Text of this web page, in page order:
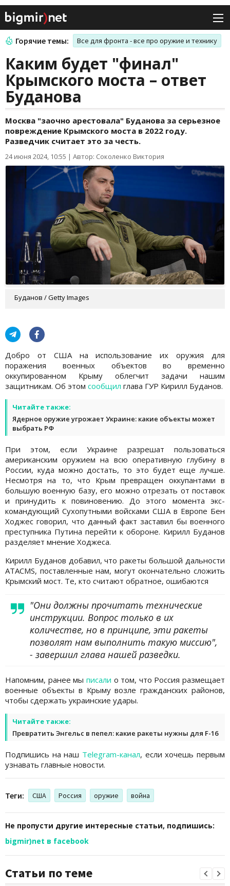
Горячие темы: Все для фронта - все про оружие и технику
Каким будет "финал"
Крымского моста – ответ
Буданова
Москва "заочно арестовала" Буданова за серьезное
повреждение Крымского моста в 2022 году.
Разведчик считает это за честь.
24 июня 2024, 10:55 | Автор: Соколенко Виктория
Буданов / Getty Images
Добро от США на использование их оружия для
поражения военных объектов во временно
оккупированном Крыму облегчит задачи нашим
защитникам. Об этом сообщил глава ГУР Кирилл Буданов.
Читайте также:
Ядерное оружие угрожает Украине: какие объекты может
выбрать РФ
При этом, если Украине разрешат пользоваться
американским оружием на всю оперативную глубину в
России, куда можно достать, то это будет еще лучше.
Несмотря на то, что Крым превращен оккупантами в
большую военную базу, его можно отрезать от поставок
и принудить к повиновению. До этого момента экс-
командующий Сухопутными войсками США в Европе Бен
Ходжес говорил, что данный факт заставил бы военного
преступника Путина перейти к обороне. Кирилл Буданов
разделяет мнение Ходжеса.
Кирилл Буданов добавил, что ракеты большой дальности
ATACMS, поставленные нам, могут окончательно сложить
Крымский мост. Те, кто считают обратное, ошибаются
"Они должны прочитать технические
инструкции. Вопрос только в их
количестве, но в принципе, эти ракеты
позволят нам выполнить такую миссию",
- завершил глава нашей разведки.
Напомним, ранее мы писали о том, что Россия размещает
военные объекты в Крыму возле гражданских районов,
чтобы сдержать украинские удары.
Читайте также:
Превратить Энгельс в пепел: какие ракеты нужны для F-16
Подпишись на наш Telegram-канал, если хочешь первым
узнавать главные новости.
Теги: США Россия оружие война
Не пропусти другие интересные статьи, подпишись:
bigmir)net в facebook
Статьи по теме